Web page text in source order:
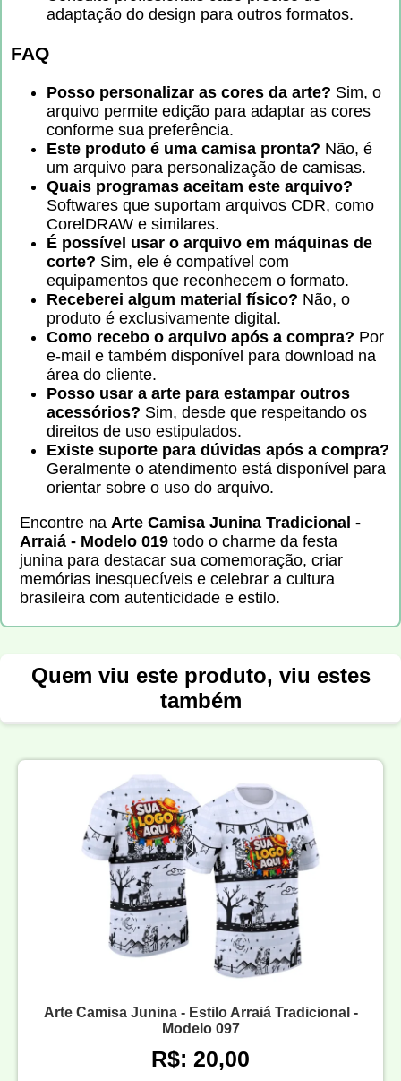
adaptação do design para outros formatos.
FAQ
Posso personalizar as cores da arte? Sim, o
arquivo permite edição para adaptar as cores
conforme sua preferência.
Este produto é uma camisa pronta? Não, é
um arquivo para personalização de camisas.
Quais programas aceitam este arquivo?
Softwares que suportam arquivos CDR, como
CorelDRAW e similares.
É possível usar o arquivo em máquinas de
corte? Sim, ele é compatível com
equipamentos que reconhecem o formato.
Receberei algum material físico? Não, o
produto é exclusivamente digital.
Como recebo o arquivo após a compra? Por
e-mail e também disponível para download na
área do cliente.
Posso usar a arte para estampar outros
acessórios? Sim, desde que respeitando os
direitos de uso estipulados.
Existe suporte para dúvidas após a compra?
Geralmente o atendimento está disponível para
orientar sobre o uso do arquivo.
Encontre na Arte Camisa Junina Tradicional -
Arraiá - Modelo 019 todo o charme da festa
junina para destacar sua comemoração, criar
memórias inesquecíveis e celebrar a cultura
brasileira com autenticidade e estilo.
Quem viu este produto, viu estes
também
Arte Camisa Junina - Estilo Arraiá Tradicional -
Modelo 097
R$: 20,00